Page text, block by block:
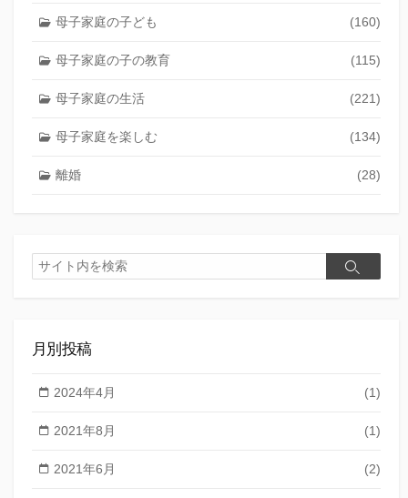
母子家庭の子ども (160)
母子家庭の子の教育 (115)
母子家庭の生活 (221)
母子家庭を楽しむ (134)
離婚 (28)
検
索
検
月別投稿
2024年4月 (1)
2021年8月 (1)
2021年6月 (2)